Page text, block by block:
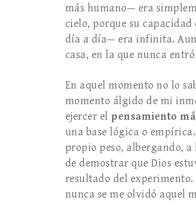
más humano— era
cielo, porque su
día a día— era infinita.
casa, en la que nunca
En aquel momento no lo
momento álgido de mi
ejercer el pensamiento
una base lógica o
propio peso, albergando,
de demostrar que Dios
resultado del experimento.
nunca se me olvidó aquel